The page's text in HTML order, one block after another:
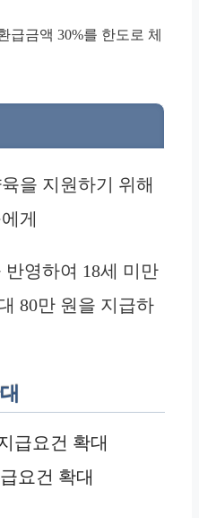
급금액 30%를 한도로 체
을 지원하기 위해
게
영하여 18세 미만
80만 원을 지급하
요건 확대